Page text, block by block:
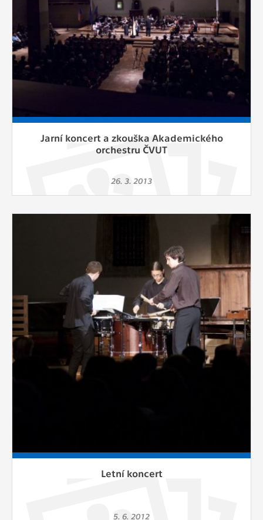
Jarní koncert a zkouška Akademického
orchestru ČVUT
26. 3. 2013
Letní koncert
5. 6. 2012